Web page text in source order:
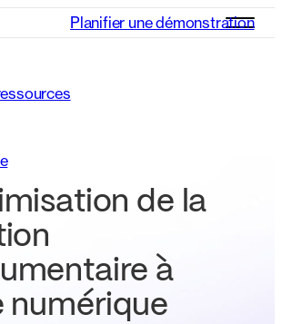
Planifier une démonstration
de la
à
numérique